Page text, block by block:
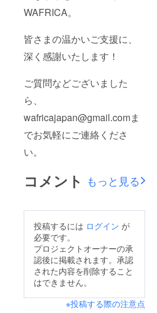
WAFRICA。
皆さまの温かいご支援に、
深く感謝いたします！
ご質問などございました
ら、
wafricajapan@gmail.comま
でお気軽にご連絡くださ
い。
コメント もっと見る
投稿するには ログイン が
必要です。
プロジェクトオーナーの承
認後に掲載されます。承認
された内容を削除すること
はできません。
※投稿する際の注意点